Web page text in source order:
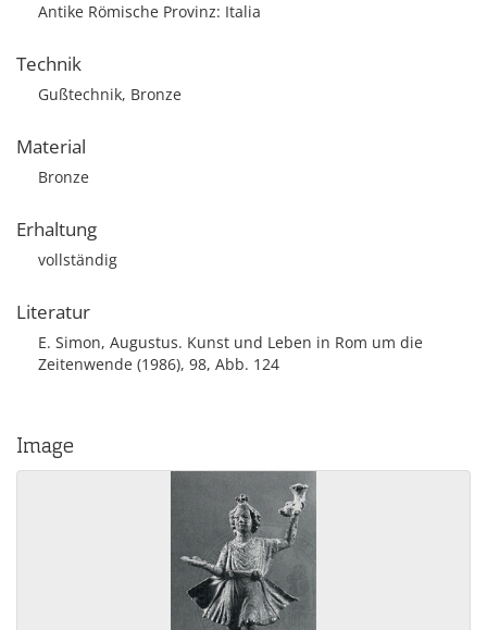
Antike Römische Provinz: Italia
Technik
Gußtechnik, Bronze
Material
Bronze
Erhaltung
vollständig
Literatur
E. Simon, Augustus. Kunst und Leben in Rom um die
Zeitenwende (1986), 98, Abb. 124
Image